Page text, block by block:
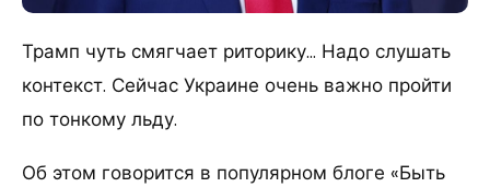
Трамп чуть смягчает риторику… Надо слушать
контекст. Сейчас Украине очень важно пройти
по тонкому льду.
Об этом говорится в популярном блоге «Быть